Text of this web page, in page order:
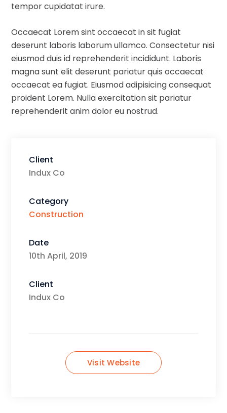
tempor cupidatat irure.
Occaecat Lorem sint occaecat in sit fugiat
deserunt laboris laborum ullamco. Consectetur nisi
eiusmod duis id reprehenderit incididunt. Laboris
magna sunt elit deserunt pariatur quis occaecat
occaecat ea fugiat. Eiusmod adipisicing consequat
proident Lorem. Nulla exercitation sit pariatur
reprehenderit anim dolor eu nostrud.
Client
Indux Co
Category
Construction
Date
10th April, 2019
Client
Indux Co
Visit Website